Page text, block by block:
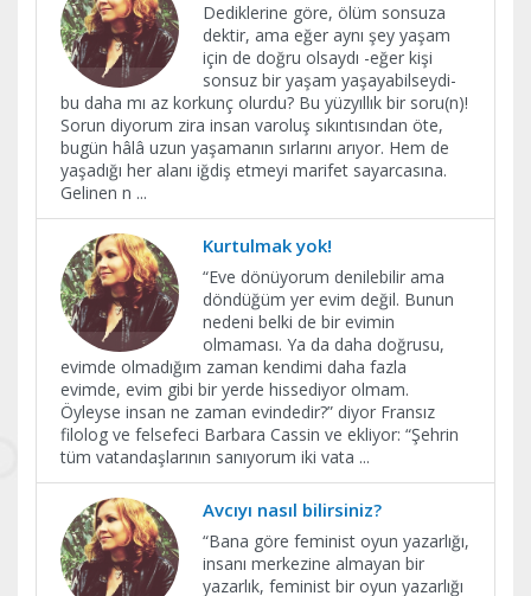
Dediklerine göre, ölüm sonsuza
dektir, ama eğer aynı şey yaşam
için de doğru olsaydı -eğer kişi
sonsuz bir yaşam yaşayabilseydi-
bu daha mı az korkunç olurdu? Bu yüzyıllık bir soru(n)!
Sorun diyorum zira insan varoluş sıkıntısından öte,
bugün hâlâ uzun yaşamanın sırlarını arıyor. Hem de
yaşadığı her alanı iğdiş etmeyi marifet sayarcasına.
Gelinen n ...
Kurtulmak yok!
“Eve dönüyorum denilebilir ama
döndüğüm yer evim değil. Bunun
nedeni belki de bir evimin
olmaması. Ya da daha doğrusu,
evimde olmadığım zaman kendimi daha fazla
evimde, evim gibi bir yerde hissediyor olmam.
Öyleyse insan ne zaman evindedir?” diyor Fransız
filolog ve felsefeci Barbara Cassin ve ekliyor: “Şehrin
tüm vatandaşlarının sanıyorum iki vata ...
Avcıyı nasıl bilirsiniz?
“Bana göre feminist oyun yazarlığı,
insanı merkezine almayan bir
yazarlık, feminist bir oyun yazarlığı